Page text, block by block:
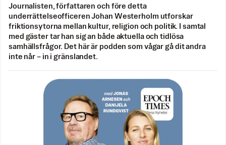
Journalisten, författaren och före detta
underrättelseofficeren Johan Westerholm utforskar
friktionsytorna mellan kultur, religion och politik. I samtal
med gäster tar han sig an både aktuella och tidlösa
samhällsfrågor. Det här är podden som vågar gå dit andra
inte når – in i gränslandet.